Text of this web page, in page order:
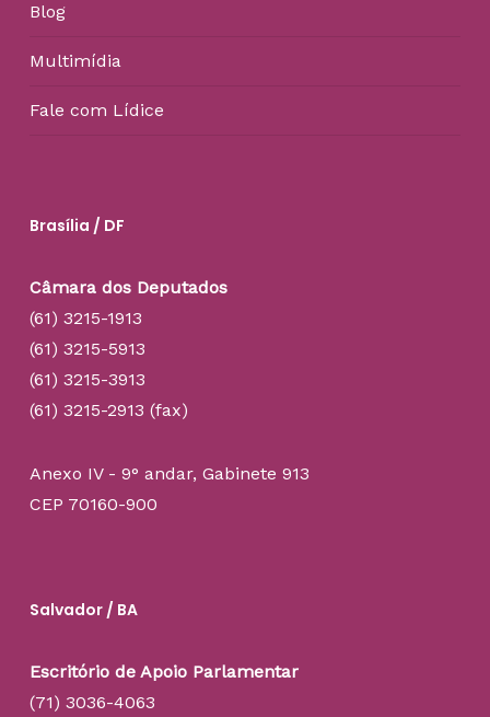
Blog
Multimídia
Fale com Lídice
Brasília / DF
Câmara dos Deputados
(61) 3215-1913
(61) 3215-5913
(61) 3215-3913
(61) 3215-2913 (fax)
Anexo IV - 9° andar, Gabinete 913
CEP 70160-900
Salvador / BA
Escritório de Apoio Parlamentar
(71) 3036-4063